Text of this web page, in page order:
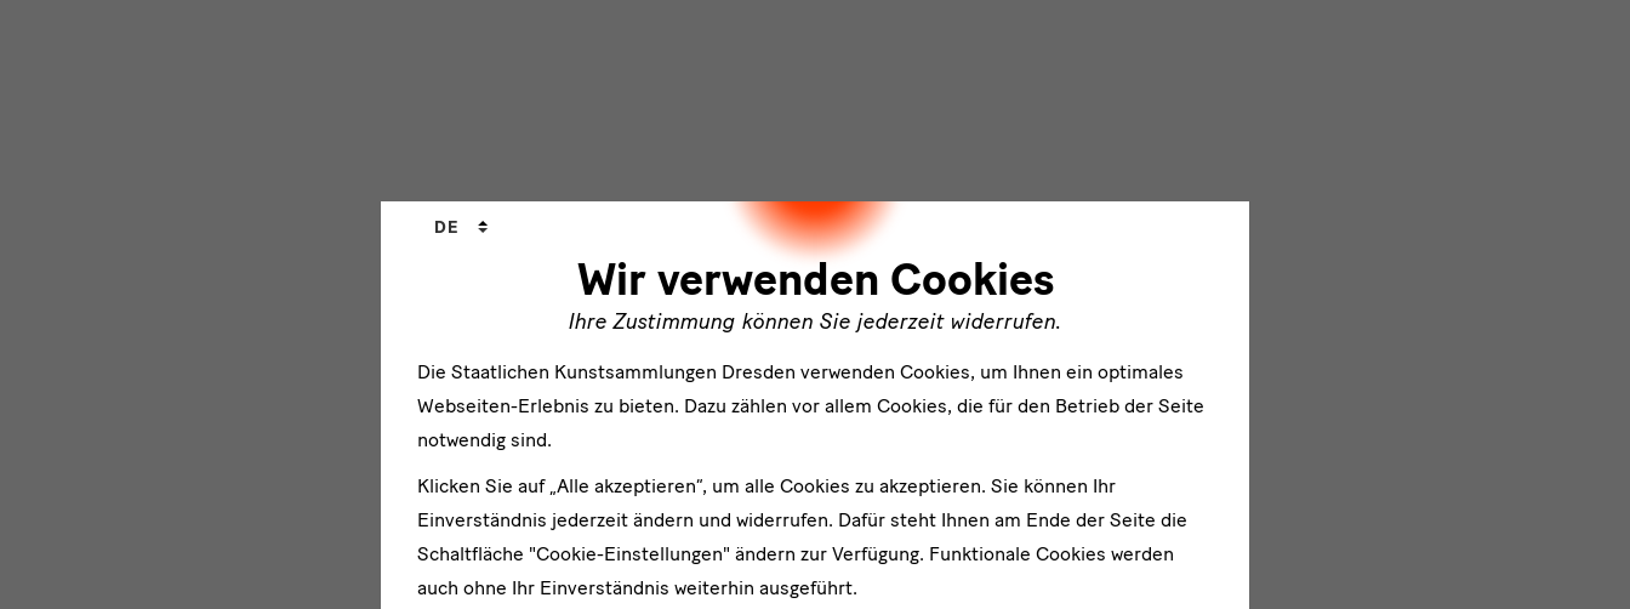
Wir verwenden Cookies
Ihre Zustimmung können Sie jederzeit widerrufen.
Sprachwechsler
DE
Die Staatlichen Kunstsammlungen Dresden verwenden Cookies, um Ihnen ein optimales
Webseiten-Erlebnis zu bieten. Dazu zählen vor allem Cookies, die für den Betrieb der Seite
notwendig sind.
Klicken Sie auf „Alle akzeptieren“, um alle Cookies zu akzeptieren. Sie können Ihr
Einverständnis jederzeit ändern und widerrufen. Dafür steht Ihnen am Ende der Seite die
Schaltfläche "Cookie-Einstellungen" ändern zur Verfügung. Funktionale Cookies werden
auch ohne Ihr Einverständnis weiterhin ausgeführt.